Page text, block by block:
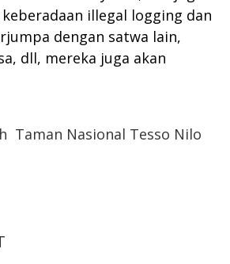
illegal logging dan
dengan satwa lain,
dll, mereka juga akan
Taman Nasional Tesso Nilo